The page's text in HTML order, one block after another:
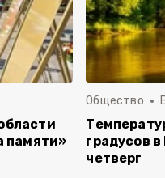
памяти»
Общество
градусов
четверг